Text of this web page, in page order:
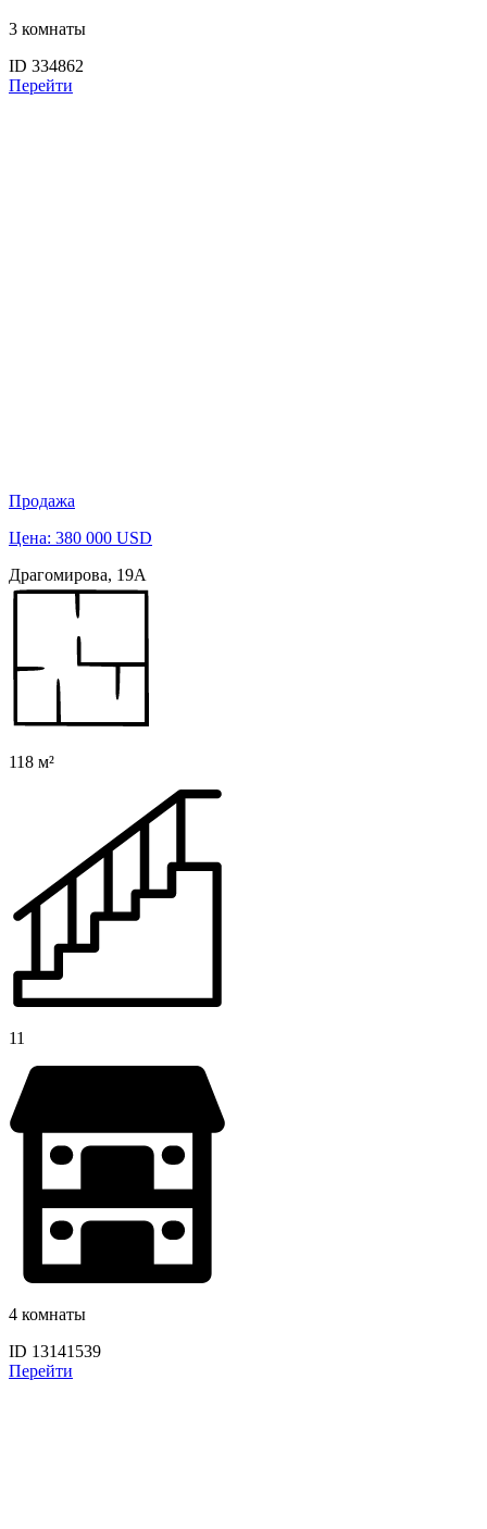
3 комнаты
ID 334862
Перейти
Продажа
Цена: 380 000 USD
Драгомирова, 19А
118 м²
11
4 комнаты
ID 13141539
Перейти